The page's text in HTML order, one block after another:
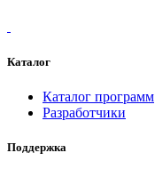
Каталог
Каталог программ
Разработчики
Поддержка